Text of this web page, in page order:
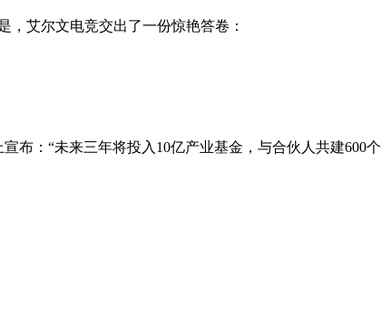
，艾尔文电竞交出了一份惊艳答卷：
布：“未来三年将投入10亿产业基金，与合伙人共建600个